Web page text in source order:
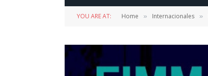
YOU ARE AT: Home » Internacionales »